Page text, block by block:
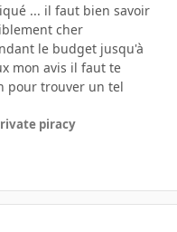
... il faut bien savoir
cher
le budget jusqu'à
mon avis il faut te
pour trouver un tel
piracy